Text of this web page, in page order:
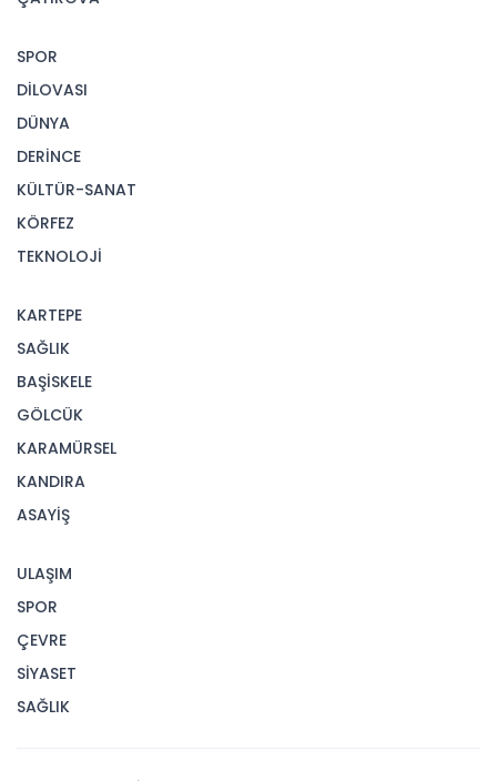
SPOR
DİLOVASI
DÜNYA
DERİNCE
KÜLTÜR-SANAT
KÖRFEZ
TEKNOLOJİ
KARTEPE
SAĞLIK
BAŞİSKELE
GÖLCÜK
KARAMÜRSEL
KANDIRA
ASAYİŞ
ULAŞIM
SPOR
ÇEVRE
SİYASET
SAĞLIK